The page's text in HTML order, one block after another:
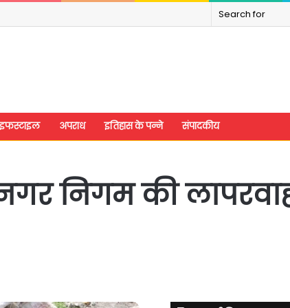
अपराध इतिहास के पन्ने संपादकीय
निगम की